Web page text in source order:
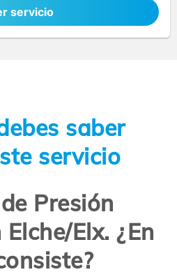
servicio
saber
servicio
Presión
Elx. ¿En